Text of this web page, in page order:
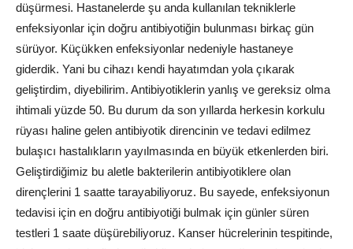
düşürmesi. Hastanelerde şu anda kullanılan tekniklerle
enfeksiyonlar için doğru antibiyotiğin bulunması birkaç gün
sürüyor. Küçükken enfeksiyonlar nedeniyle hastaneye
giderdik. Yani bu cihazı kendi hayatımdan yola çıkarak
geliştirdim, diyebilirim. Antibiyotiklerin yanlış ve gereksiz olma
ihtimali yüzde 50. Bu durum da son yıllarda herkesin korkulu
rüyası haline gelen antibiyotik direncinin ve tedavi edilmez
bulaşıcı hastalıkların yayılmasında en büyük etkenlerden biri.
Geliştirdiğimiz bu aletle bakterilerin antibiyotiklere olan
dirençlerini 1 saatte tarayabiliyoruz. Bu sayede, enfeksiyonun
tedavisi için en doğru antibiyotiği bulmak için günler süren
testleri 1 saate düşürebiliyoruz. Kanser hücrelerinin tespitinde,